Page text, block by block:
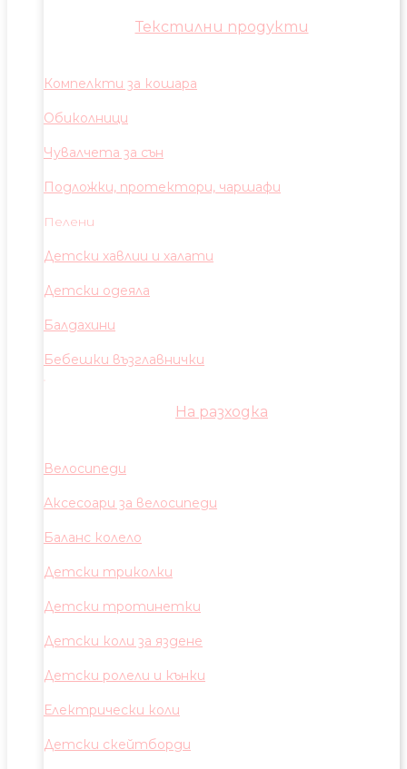
Текстилни продукти
Компелкти за кошара
Обиколници
Чувалчета за сън
Подложки, протектори, чаршафи
Пелени
Детски хавлии и халати
Детски одеяла
Балдахини
Бебешки възглавнички
На разходка
Велосипеди
Аксесоари за велосипеди
Баланс колело
Детски триколки
Детски тротинетки
Детски коли за яздене
Детски ролели и кънки
Електрически коли
Детски скейтборди